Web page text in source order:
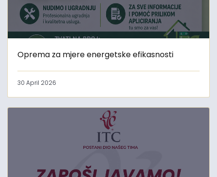
Oprema za mjere energetske efikasnosti
30 April 2026